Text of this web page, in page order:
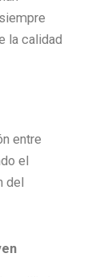
la calidad
entre
el
del